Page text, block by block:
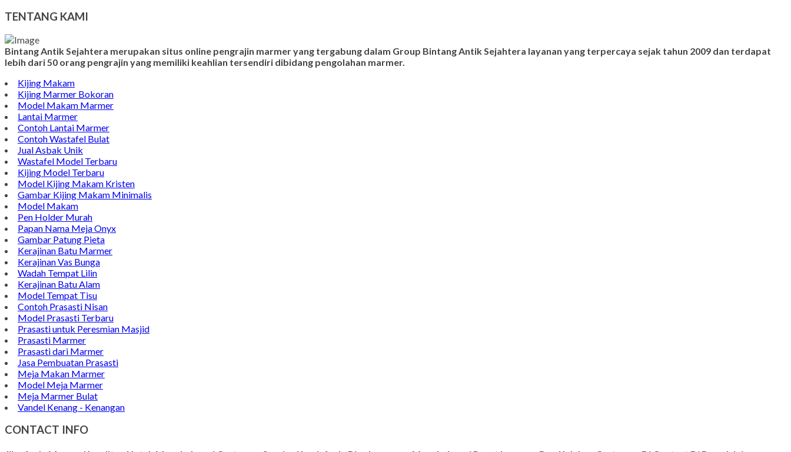
TENTANG KAMI
Bintang Antik Sejahtera merupakan situs online pengrajin marmer yang tergabung dalam Group Bintang Antik Sejahtera layanan yang terpercaya sejak tahun 2009 dan terdapat
lebih dari 50 orang pengrajin yang memiliki keahlian tersendiri dibidang pengolahan marmer.
Kijing Makam
Kijing Marmer Bokoran
Model Makam Marmer
Lantai Marmer
Contoh Lantai Marmer
Contoh Wastafel Bulat
Jual Asbak Unik
Wastafel Model Terbaru
Kijing Model Terbaru
Model Kijing Makam Kristen
Gambar Kijing Makam Minimalis
Model Makam
Pen Holder Murah
Papan Nama Meja Onyx
Gambar Patung Pieta
Kerajinan Batu Marmer
Kerajinan Vas Bunga
Wadah Tempat Lilin
Kerajinan Batu Alam
Model Tempat Tisu
Contoh Prasasti Nisan
Model Prasasti Terbaru
Prasasti untuk Peresmian Masjid
Prasasti Marmer
Prasasti dari Marmer
Jasa Pembuatan Prasasti
Meja Makan Marmer
Model Meja Marmer
Meja Marmer Bulat
Vandel Kenang - Kenangan
CONTACT INFO